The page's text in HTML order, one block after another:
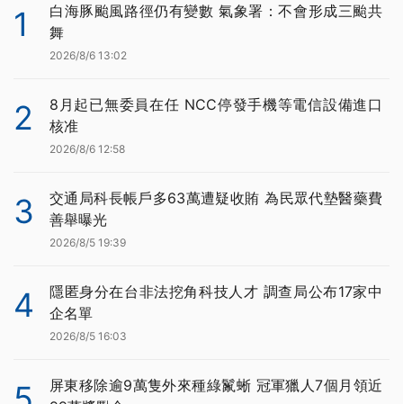
1
白海豚颱風路徑仍有變數 氣象署：不會形成三颱共
舞
2026/8/6 13:02
2
8月起已無委員在任 NCC停發手機等電信設備進口
核准
2026/8/6 12:58
3
交通局科長帳戶多63萬遭疑收賄 為民眾代墊醫藥費
善舉曝光
2026/8/5 19:39
4
隱匿身分在台非法挖角科技人才 調查局公布17家中
企名單
2026/8/5 16:03
屏東移除逾9萬隻外來種綠鬣蜥 冠軍獵人7個月領近